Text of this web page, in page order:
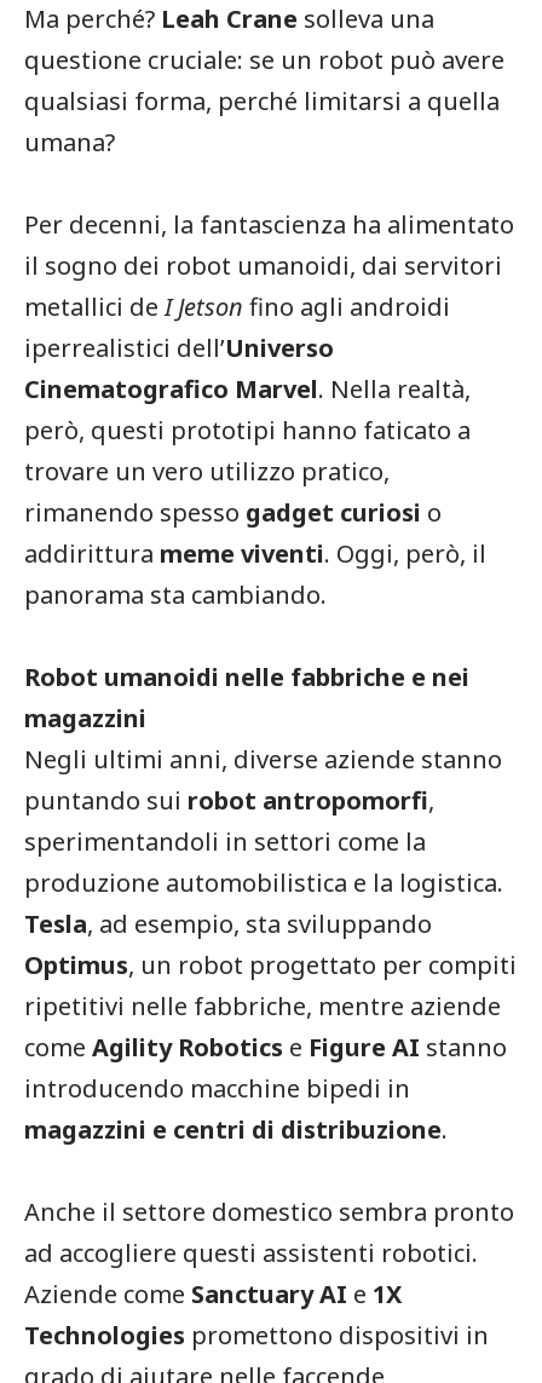
Ma perché? Leah Crane solleva una
questione cruciale: se un robot può avere
qualsiasi forma, perché limitarsi a quella
umana?
Per decenni, la fantascienza ha alimentato
il sogno dei robot umanoidi, dai servitori
metallici deI Jetson fino agli androidi
iperrealistici dell’Universo
Cinematografico Marvel. Nella realtà,
però, questi prototipi hanno faticato a
trovare un vero utilizzo pratico,
rimanendo spesso gadget curiosi o
addirittura meme viventi. Oggi, però, il
panorama sta cambiando.
Robot umanoidi nelle fabbriche e nei
magazzini
Negli ultimi anni, diverse aziende stanno
puntando sui robot antropomorfi,
sperimentandoli in settori come la
produzione automobilistica e la logistica.
Tesla, ad esempio, sta sviluppando
Optimus, un robot progettato per compiti
ripetitivi nelle fabbriche, mentre aziende
come Agility Robotics e Figure AI stanno
introducendo macchine bipedi in
magazzini e centri di distribuzione.
Anche il settore domestico sembra pronto
ad accogliere questi assistenti robotici.
Aziende come Sanctuary AI e 1X
Technologies promettono dispositivi in
grado di aiutare nelle faccende